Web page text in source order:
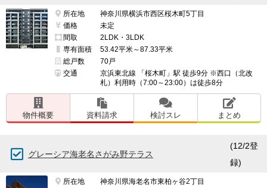
所在地
神奈川県横浜市西区桜木町5丁目
価格
未定
間取
2LDK・3LDK
専有面積
53.42平米～87.33平米
総戸数
70戸
交通
京浜東北線 「桜木町」駅 徒歩9分 ※西口（北改
札）利用時（7:00～23:00）は徒歩8分
物件概要 資料請求 検討スレ まとめ
グレーシア海老名さがみ野テラス
(12/2登
録)
所在地
神奈川県海老名市東柏ヶ谷2丁目